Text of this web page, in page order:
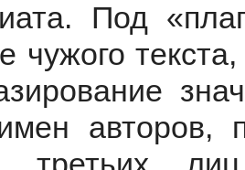
Под
чужого
авторов,